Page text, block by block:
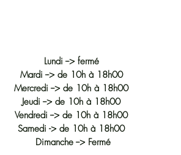
Lundi --> fermé
Mardi --> de 10h à 18h00
Mercredi --> de 10h à 18h00
Jeudi --> de 10h à 18h00
Vendredi --> de 10h à 18h00
Samedi -> de 10h à 18h00
Dimanche --> Fermé